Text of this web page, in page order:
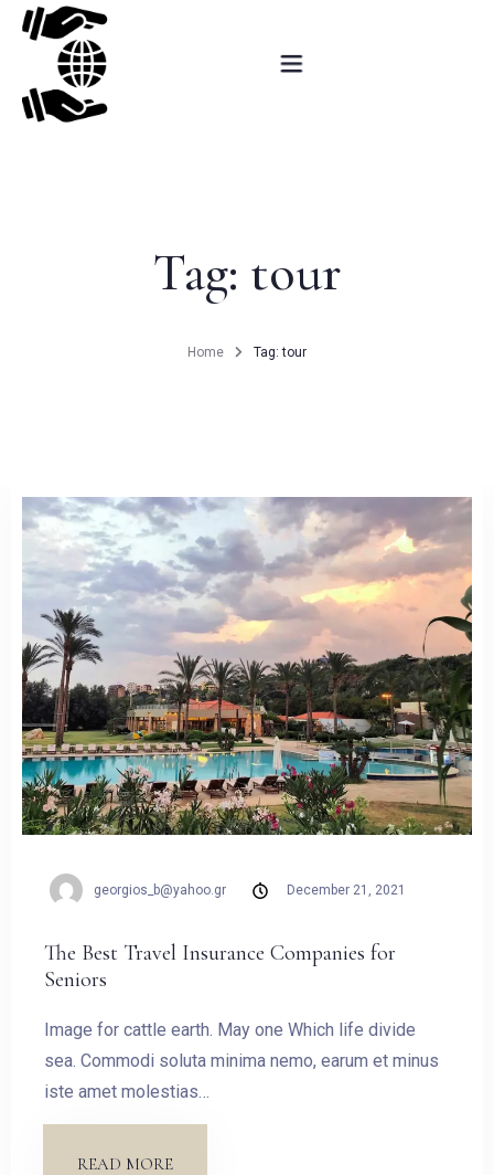
Ερευνητικές δραστηριότητες
Tag: tour
Home Tag: tour
georgios_b@yahoo.gr December 21, 2021
The Best Travel Insurance Companies for
Seniors
Image for cattle earth. May one Which life divide
sea. Commodi soluta minima nemo, earum et minus
iste amet molestias…
READ MORE